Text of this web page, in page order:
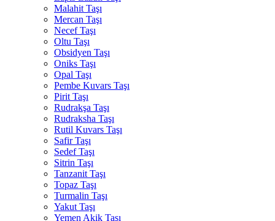
Malahit Taşı
Mercan Taşı
Necef Taşı
Oltu Taşı
Obsidyen Taşı
Oniks Taşı
Opal Taşı
Pembe Kuvars Taşı
Pirit Taşı
Rudrakşa Taşı
Rudraksha Taşı
Rutil Kuvars Taşı
Safir Taşı
Sedef Taşı
Sitrin Taşı
Tanzanit Taşı
Topaz Taşı
Turmalin Taşı
Yakut Taşı
Yemen Akik Taşı